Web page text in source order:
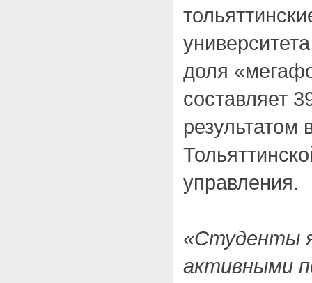
доля
составляет
результатом
управления.
«Студенты
активными